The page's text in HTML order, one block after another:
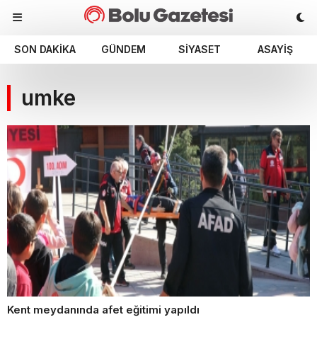
SON DAKIKA GÜNDEM SIYASET ASAYIŞ
umke
Kent meydanında afet eğitimi yapıldı